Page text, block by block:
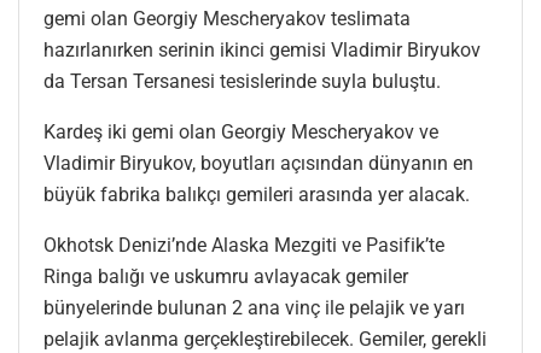
gemi olan Georgiy Mescheryakov teslimata
hazırlanırken serinin ikinci gemisi Vladimir Biryukov
da Tersan Tersanesi tesislerinde suyla buluştu.
Kardeş iki gemi olan Georgiy Mescheryakov ve
Vladimir Biryukov, boyutları açısından dünyanın en
büyük fabrika balıkçı gemileri arasında yer alacak.
Okhotsk Denizi’nde Alaska Mezgiti ve Pasifik’te
Ringa balığı ve uskumru avlayacak gemiler
bünyelerinde bulunan 2 ana vinç ile pelajik ve yarı
pelajik avlanma gerçekleştirebilecek. Gemiler, gerekli